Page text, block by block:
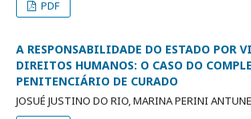
PDF
A RESPONSABILIDADE DO ESTADO POR
DIREITOS HUMANOS: O CASO DO
PENITENCIÁRIO DE CURADO
JOSUÉ JUSTINO DO RIO, MARINA PERINI